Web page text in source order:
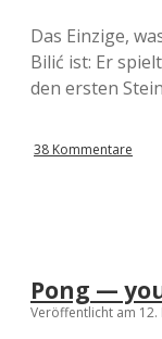
Das Einzige,
Bilić ist: Er
den ersten
38 Kommentare
Pong —
Veröffentlicht am